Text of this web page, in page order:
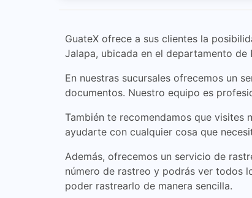
GuateX ofrece a sus clientes la
Jalapa, ubicada en el departamento de
En nuestras sucursales ofrecemos un
documentos. Nuestro equipo es
También te recomendamos que visites
ayudarte con cualquier cosa que
Además, ofrecemos un servicio de
número de rastreo y podrás ver todos
poder rastrearlo de manera sencilla.